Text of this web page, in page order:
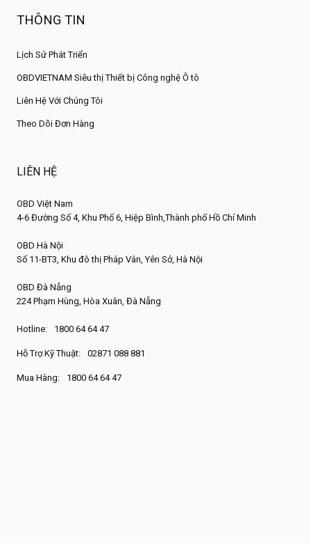
THÔNG TIN
Lịch Sử Phát Triển
OBDVIETNAM Siêu thị Thiết bị Công nghệ Ô tô
Liên Hệ Với Chúng Tôi
Theo Dõi Đơn Hàng
LIÊN HỆ
OBD Việt Nam
4-6 Đường Số 4, Khu Phố 6, Hiệp Bình,Thành phố Hồ Chí Minh
OBD Hà Nội
Số 11-BT3, Khu đô thị Pháp Vân, Yên Sở, Hà Nội
OBD Đà Nẵng
224 Phạm Hùng, Hòa Xuân, Đà Nẵng
Hotline: 1800 64 64 47
Hỗ Trợ Kỹ Thuật: 02871 088 881
Mua Hàng: 1800 64 64 47